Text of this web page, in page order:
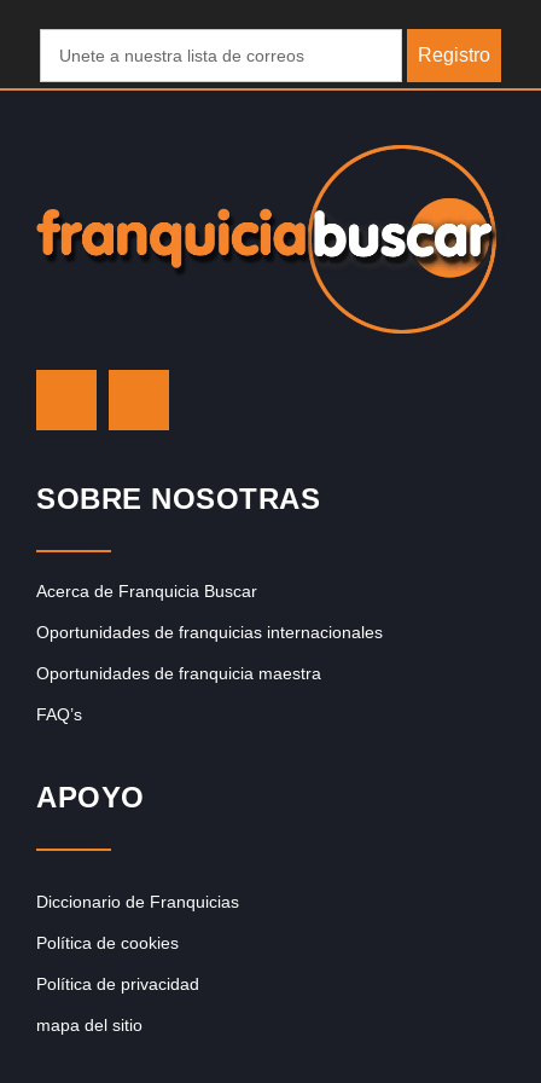
Registro
SOBRE NOSOTRAS
Acerca de Franquicia Buscar
Oportunidades de franquicias internacionales
Oportunidades de franquicia maestra
FAQ’s
APOYO
Diccionario de Franquicias
Política de cookies
Política de privacidad
mapa del sitio